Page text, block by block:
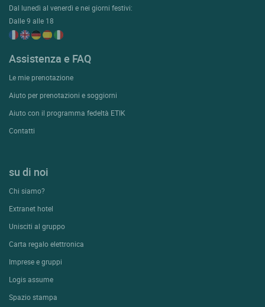
Dal lunedì al venerdì e nei giorni festivi:
Dalle 9 alle 18
Assistenza e FAQ
Le mie prenotazione
Aiuto per prenotazioni e soggiorni
Aiuto con il programma fedeltà ETIK
Contatti
su di noi
Chi siamo?
Extranet hotel
Unisciti al gruppo
Carta regalo elettronica
Imprese e gruppi
Logis assume
Spazio stampa